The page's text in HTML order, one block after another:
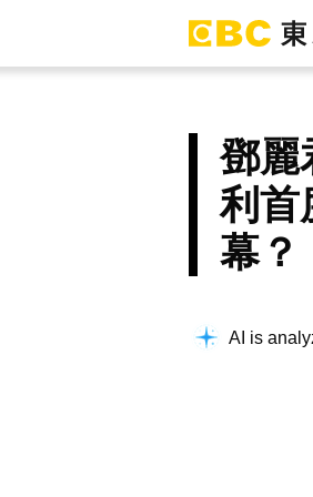
鄧麗
利首
幕？
AI is